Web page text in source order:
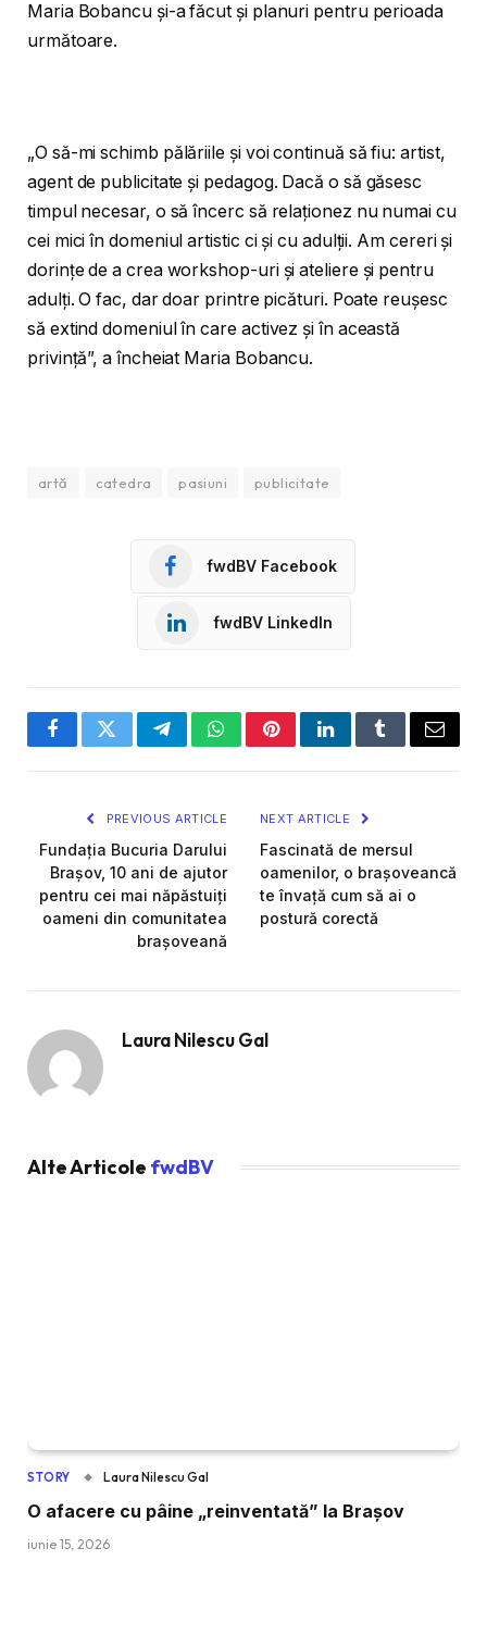
Maria Bobancu și-a făcut și planuri pentru perioada
următoare.
„O să-mi schimb pălăriile și voi continuă să fiu: artist,
agent de publicitate și pedagog. Dacă o să găsesc
timpul necesar, o să încerc să relaționez nu numai cu
cei mici în domeniul artistic ci și cu adulții. Am cereri și
dorințe de a crea workshop-uri și ateliere și pentru
adulți. O fac, dar doar printre picături. Poate reușesc
să extind domeniul în care activez și în această
privință”, a încheiat Maria Bobancu.
artă catedra pasiuni publicitate
fwdBV Facebook
fwdBV LinkedIn
FacebookTwitterTelegramWhatsAppPinterestLinkedInTumblrEmail
PREVIOUS ARTICLE
Fundația Bucuria Darului
Brașov, 10 ani de ajutor
pentru cei mai năpăstuiți
oameni din comunitatea
brașoveană
NEXT ARTICLE
Fascinată de mersul
oamenilor, o brașoveancă
te învață cum să ai o
postură corectă
Laura Nilescu Gal
Alte Articole fwdBV
STORY Laura Nilescu Gal
O afacere cu pâine „reinventată” la Brașov
iunie 15, 2026